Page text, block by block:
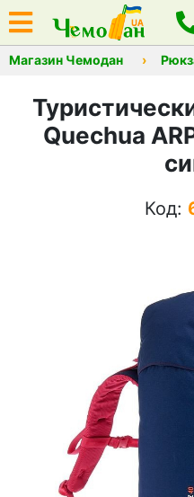
Магазин Чемодан
Quechua
Код: